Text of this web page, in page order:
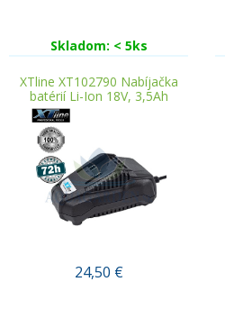
Skladom: < 5ks
XTline XT102790 Nabíjačka
batérií Li-Ion 18V, 3,5Ah
24,50 €